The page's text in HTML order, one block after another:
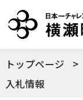
トップページ
入札情報